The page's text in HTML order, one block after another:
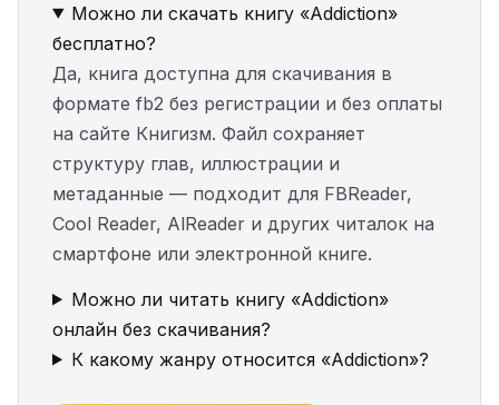
Можно ли скачать книгу «Addiction»
бесплатно?
Да, книга доступна для скачивания в
формате fb2 без регистрации и без оплаты
на сайте Книгизм. Файл сохраняет
структуру глав, иллюстрации и
метаданные — подходит для FBReader,
Cool Reader, AlReader и других читалок на
смартфоне или электронной книге.
Можно ли читать книгу «Addiction»
онлайн без скачивания?
К какому жанру относится «Addiction»?